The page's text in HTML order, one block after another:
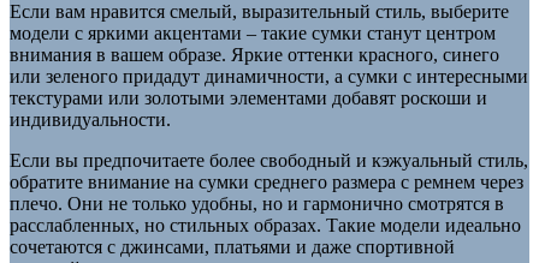
Если вам нравится смелый, выразительный стиль, выберите
модели с яркими акцентами – такие сумки станут центром
внимания в вашем образе. Яркие оттенки красного, синего
или зеленого придадут динамичности, а сумки с интересными
текстурами или золотыми элементами добавят роскоши и
индивидуальности.
Если вы предпочитаете более свободный и кэжуальный стиль,
обратите внимание на сумки среднего размера с ремнем через
плечо. Они не только удобны, но и гармонично смотрятся в
расслабленных, но стильных образах. Такие модели идеально
сочетаются с джинсами, платьями и даже спортивной